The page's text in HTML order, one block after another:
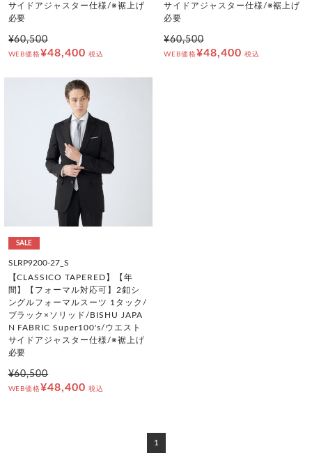
サイドアジャスター仕様/※裾上げ
必要
¥60,500
WEB価格¥48,400 税込
サイドアジャスター仕様/※裾上げ
必要
¥60,500
WEB価格¥48,400 税込
SALE
SLRP9200-27_S
【CLASSICO TAPERED】【年
間】【フォーマル対応可】2釦シ
ングルフォーマルスーツ 1タック/
ブラック×ソリッド/BISHU JAPA
N FABRIC Super100's/ウエスト
サイドアジャスター仕様/※裾上げ
必要
¥60,500
WEB価格¥48,400 税込
1